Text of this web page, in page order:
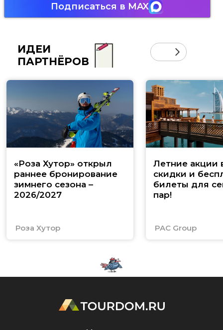
Подписаться в MAX
ИДЕИ
ПАРТНЁРОВ
«Роза Хутор» открыл
раннее бронирование
зимнего сезона –
2026/2027
Роза Хутор
Летние акции
скидки и
билеты для
пар!
PAC Group